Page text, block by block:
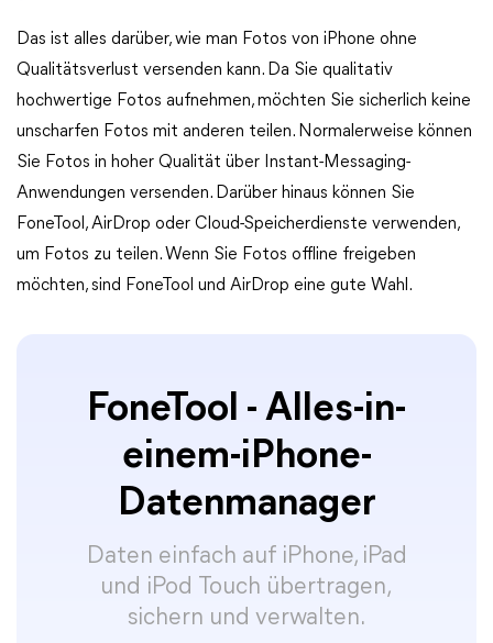
Das ist alles darüber, wie man Fotos von iPhone ohne
Qualitätsverlust versenden kann. Da Sie qualitativ
hochwertige Fotos aufnehmen, möchten Sie sicherlich keine
unscharfen Fotos mit anderen teilen. Normalerweise können
Sie Fotos in hoher Qualität über Instant-Messaging-
Anwendungen versenden. Darüber hinaus können Sie
FoneTool, AirDrop oder Cloud-Speicherdienste verwenden,
um Fotos zu teilen. Wenn Sie Fotos offline freigeben
möchten, sind FoneTool und AirDrop eine gute Wahl.
FoneTool - Alles-in-
einem-iPhone-
Datenmanager
Daten einfach auf iPhone, iPad
und iPod Touch übertragen,
sichern und verwalten.